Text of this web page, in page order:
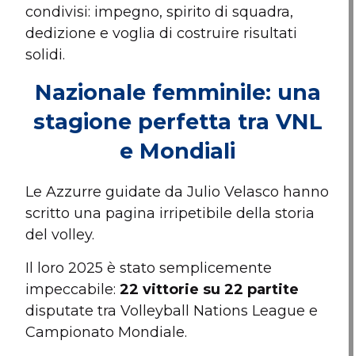
condivisi: impegno, spirito di squadra,
dedizione e voglia di costruire risultati
solidi.
Nazionale femminile: una
stagione perfetta tra VNL
e Mondiali
Le Azzurre guidate da Julio Velasco hanno
scritto una pagina irripetibile della storia
del volley.
Il loro 2025 è stato semplicemente
impeccabile:22 vittorie su 22 partite
disputate tra Volleyball Nations League e
Campionato Mondiale.